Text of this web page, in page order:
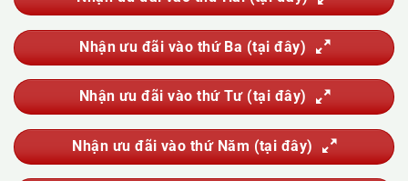
Đánh Bóng Và Phục Hồi Sàn Đá
Giặt Thảm, Giặt Đệm, Giặt Rèm, Giặt Sofa
Sục Rửa Đường Ống Nước Sinh Hoạt
Thau Rửa Bể Nước Sạch